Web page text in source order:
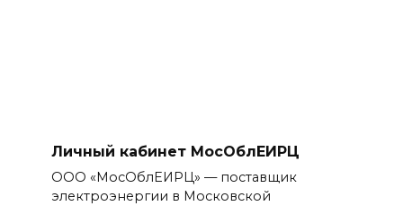
Личный кабинет МосОблЕИРЦ
ООО «МосОблЕИРЦ» — поставщик
электроэнергии в Московской